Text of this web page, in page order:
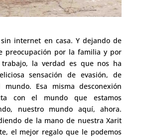
internet en casa. Y dejando de
preocupación por la familia y por
la verdad es que nos ha
sensación de evasión, de
mundo. Esa misma desconexión
con el mundo que estamos
nuestro mundo aquí, ahora.
de la mano de nuestra Xarit
el mejor regalo que le podemos